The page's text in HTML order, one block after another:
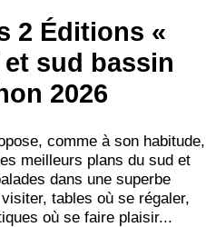
2 Éditions «
sud bassin
2026
comme à son habitude,
meilleurs plans du sud et
dans une superbe
tables où se régaler,
où se faire plaisir...